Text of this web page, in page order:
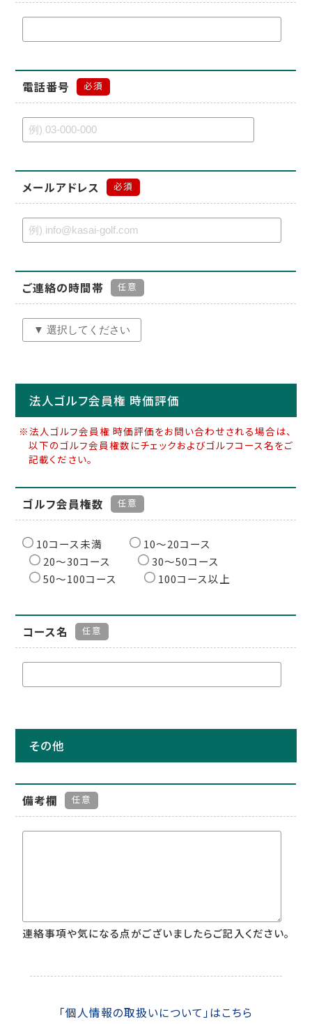
電話番号 必須
メールアドレス 必須
ご連絡の時間帯 任意
法人ゴルフ会員権 時価評価
※法人ゴルフ会員権 時価評価をお問い合わせされる場合は、
以下のゴルフ会員権数にチェックおよびゴルフコース名をご
記載ください。
ゴルフ会員権数 任意
10コース未満
10〜20コース
20〜30コース
30〜50コース
50〜100コース
100コース以上
コース名 任意
その他
備考欄 任意
連絡事項や気になる点がございましたらご記入ください。
「個人情報の取扱いについて」はこちら